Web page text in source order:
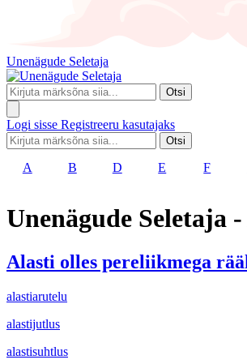
Unenägude Seletaja
Otsi
Logi sisse Registreeru kasutajaks
Otsi
A B D E F
Unenägude Seletaja
Alasti olles pereliikmega
alastiarutelu
alastijutlus
alastisuhtlus